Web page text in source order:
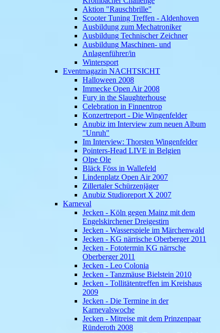
Aktion "Rauschbrille"
Scooter Tuning Treffen - Aldenhoven
Ausbildung zum Mechatroniker
Ausbildung Technischer Zeichner
Ausbildung Maschinen- und
Anlagenführer/in
Wintersport
Eventmagazin NACHTSICHT
Halloween 2008
Immecke Open Air 2008
Fury in the Slaughterhouse
Celebration in Finnentrop
Konzertreport - Die Wingenfelder
Anubiz im Interview zum neuen Album
"Unruh"
Im Interview: Thorsten Wingenfelder
Pointers-Head LIVE in Belgien
Olpe Ole
Bläck Föss in Wallefeld
Lindenplatz Open Air 2007
Zillertaler Schürzenjäger
Anubiz Studioreport X 2007
Karneval
Jecken - Köln gegen Mainz mit dem
Engelskirchener Dreigestirn
Jecken - Wasserspiele im Märchenwald
Jecken - KG närrische Oberberger 2011
Jecken - Fototermin KG närrsche
Oberberger 2011
Jecken - Leo Colonia
Jecken - Tanzmäuse Bielstein 2010
Jecken - Tollitätentreffen im Kreishaus
2009
Jecken - Die Termine in der
Karnevalswoche
Jecken - Mitreise mit dem Prinzenpaar
Ründeroth 2008